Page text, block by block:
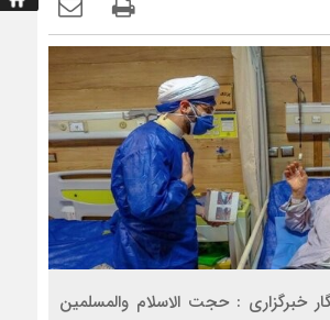
خبرگزاری : حجت الاسلام والمسلمین